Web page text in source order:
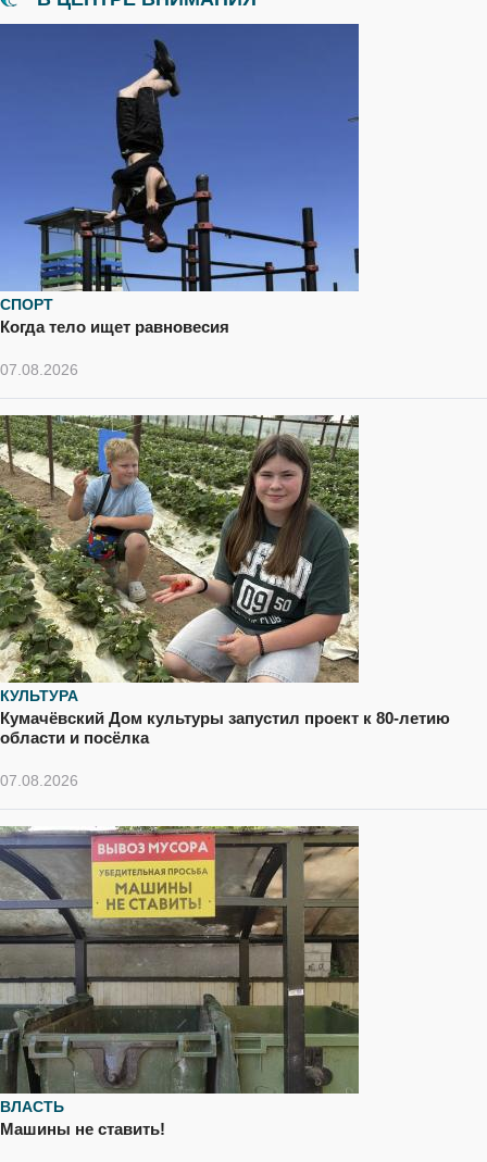
СПОРТ
Когда тело ищет равновесия
07.08.2026
КУЛЬТУРА
Кумачёвский Дом культуры запустил проект к 80-летию
области и посёлка
07.08.2026
ВЛАСТЬ
Машины не ставить!